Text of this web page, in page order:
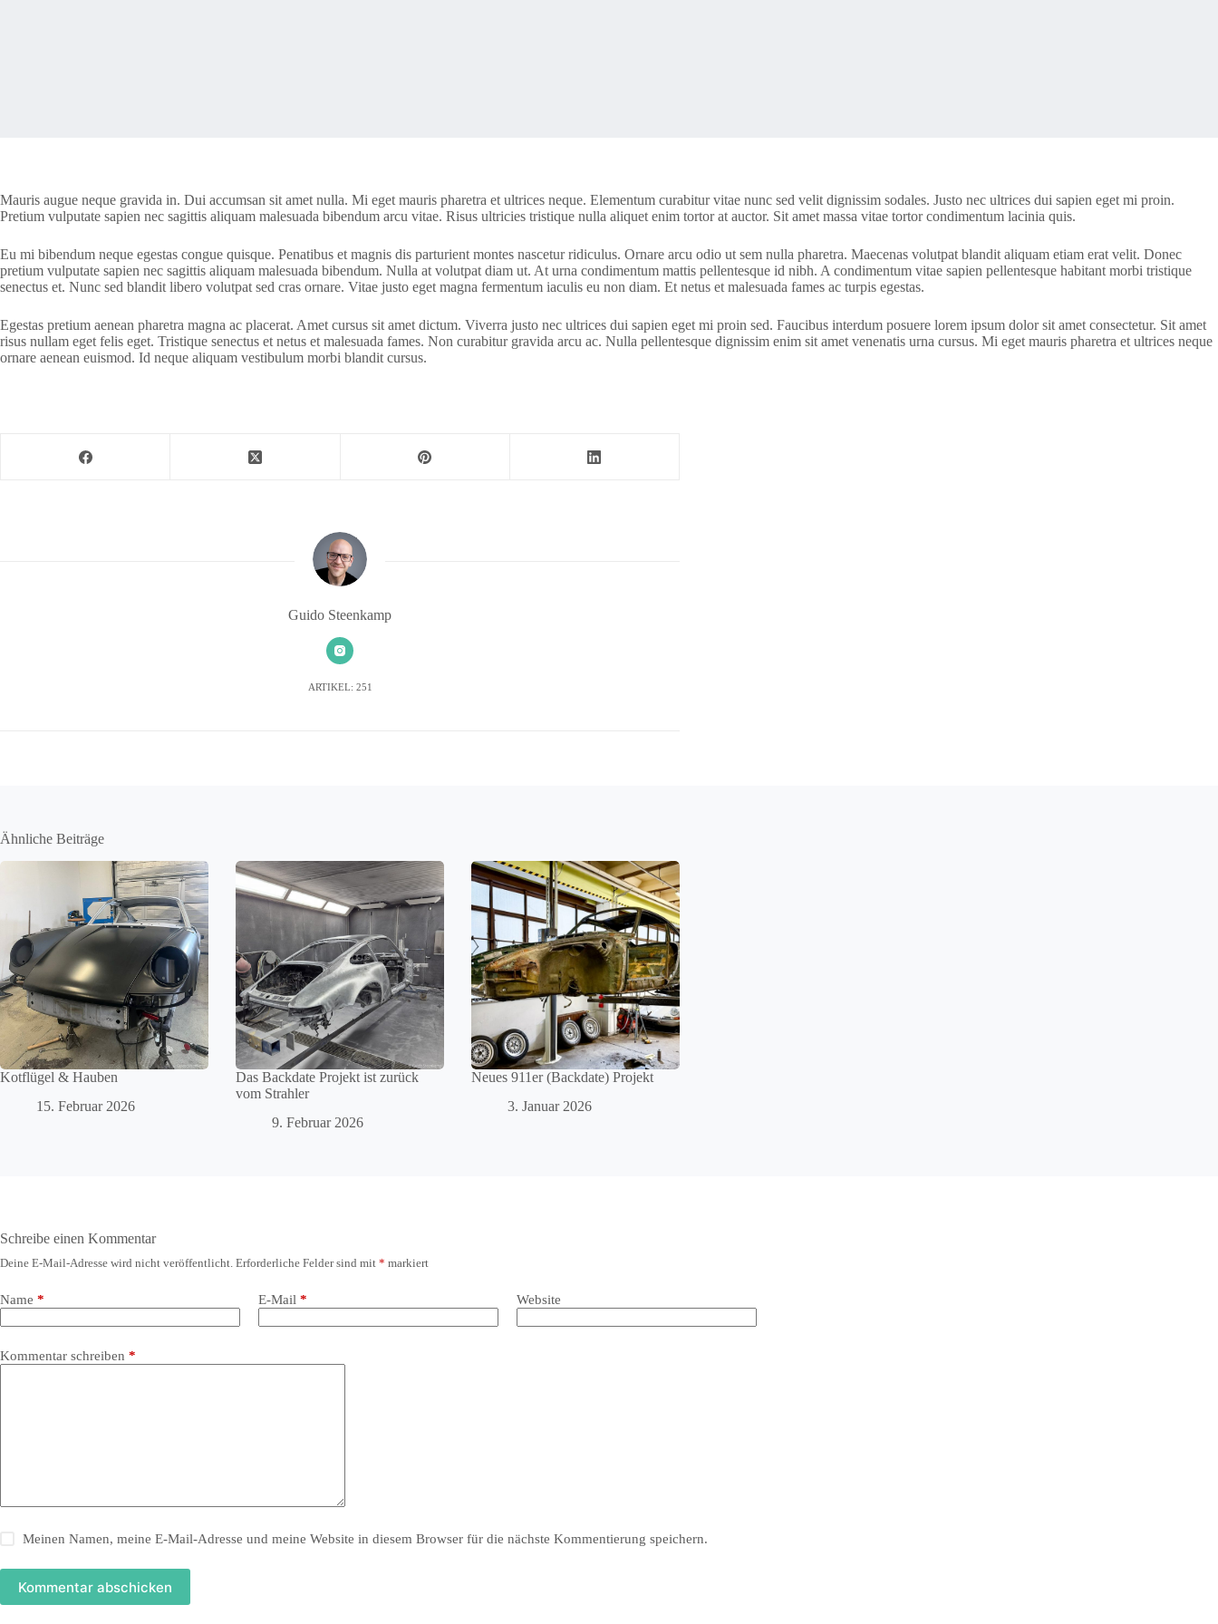
Mauris augue neque gravida in. Dui accumsan sit amet nulla. Mi eget mauris pharetra et ultrices neque. Elementum curabitur vitae nunc sed velit dignissim sodales. Justo nec ultrices dui sapien eget mi proin.
Pretium vulputate sapien nec sagittis aliquam malesuada bibendum arcu vitae. Risus ultricies tristique nulla aliquet enim tortor at auctor. Sit amet massa vitae tortor condimentum lacinia quis.
Eu mi bibendum neque egestas congue quisque. Penatibus et magnis dis parturient montes nascetur ridiculus. Ornare arcu odio ut sem nulla pharetra. Maecenas volutpat blandit aliquam etiam erat velit. Donec
pretium vulputate sapien nec sagittis aliquam malesuada bibendum. Nulla at volutpat diam ut. At urna condimentum mattis pellentesque id nibh. A condimentum vitae sapien pellentesque habitant morbi tristique
senectus et. Nunc sed blandit libero volutpat sed cras ornare. Vitae justo eget magna fermentum iaculis eu non diam. Et netus et malesuada fames ac turpis egestas.
Egestas pretium aenean pharetra magna ac placerat. Amet cursus sit amet dictum. Viverra justo nec ultrices dui sapien eget mi proin sed. Faucibus interdum posuere lorem ipsum dolor sit amet consectetur. Sit amet
risus nullam eget felis eget. Tristique senectus et netus et malesuada fames. Non curabitur gravida arcu ac. Nulla pellentesque dignissim enim sit amet venenatis urna cursus. Mi eget mauris pharetra et ultrices neque
ornare aenean euismod. Id neque aliquam vestibulum morbi blandit cursus.
Guido Steenkamp
ARTIKEL: 251
Ähnliche Beiträge
Kotflügel & Hauben
15. Februar 2026
Das Backdate Projekt ist zurück
vom Strahler
9. Februar 2026
Neues 911er (Backdate) Projekt
3. Januar 2026
Schreibe einen Kommentar
Deine E-Mail-Adresse wird nicht veröffentlicht. Erforderliche Felder sind mit * markiert
Name * E-Mail * Website
Kommentar schreiben *
Meinen Namen, meine E-Mail-Adresse und meine Website in diesem Browser für die nächste Kommentierung speichern.
Kommentar abschicken